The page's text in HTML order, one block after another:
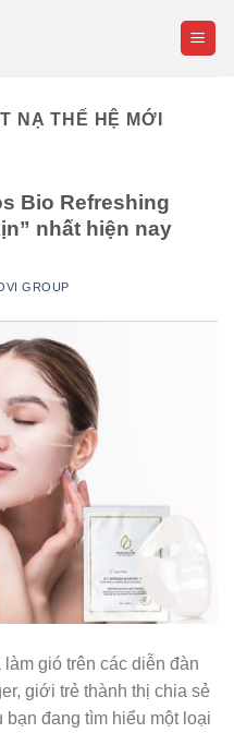
NẠ THẾ HỆ MỚI
Bio Refreshing
nhất hiện nay
GROUP
gió trên các diễn đàn
giới trẻ thành thị chia sẻ
đang tìm hiểu một loại